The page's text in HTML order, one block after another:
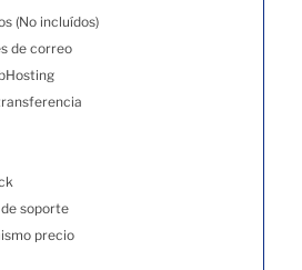
(No incluídos)
de correo
soporte
precio